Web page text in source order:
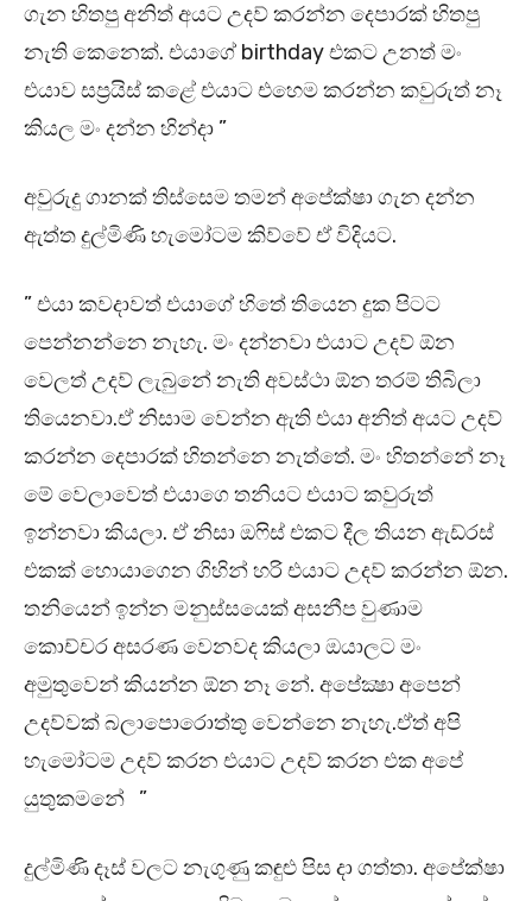
ගැන හිතපු අනිත් අයට උදව් කරන්න දෙපාරක් හිතපු
නැති කෙනෙක්. එයාගේ birthday එකට උනත් මං
එයාව සප්‍රයිස් කළේ එයාට එහෙම කරන්න කවුරුත් නෑ
කියල මං දන්න හින්දා ”
අවුරුදු ගානක් තිස්සෙම තමන් අපේක්ෂා ගැන දන්න
ඇත්ත දුල්මිණි හැමෝටම කිව්වේ ඒ විදියට.
” එයා කවදාවත් එයාගේ හිතේ තියෙන දුක පිටට
පෙන්නන්නෙ නැහැ. මං දන්නවා එයාට උදව් ඕන
වෙලත් උදව් ලැබුනේ නැති අවස්ථා ඕන තරම් තිබිලා
තියෙනවා.ඒ නිසාම වෙන්න ඇති එයා අනිත් අයට උදව්
කරන්න දෙපාරක් හිතන්නෙ නැත්තේ. මං හිතන්නේ නෑ
මේ වෙලාවෙත් එයාගෙ තනියට එයාට කවුරුත්
ඉන්නවා කියලා. ඒ නිසා ඔෆිස් එකට දීල තියන ඇඩ්රස්
එකක් හොයාගෙන ගිහින් හරි එයාට උදව් කරන්න ඕන.
තනියෙන් ඉන්න මනුස්සයෙක් අසනීප වුණාම
කොච්චර අසරණ වෙනවද කියලා ඔයාලට මං
අමුතුවෙන් කියන්න ඕන නෑ නේ. අපේක්‍ෂා අපෙන්
උදව්වක් බලාපොරොත්තු වෙන්නෙ නැහැ.ඒත් අපි
හැමෝටම උදව් කරන එයාට උදව් කරන එක අපේ
යුතුකමනේ ”
දුල්මිණි දෑස් වලට නැගුණු කඳුළු පිස දා ගත්තා. අපේක්ෂා